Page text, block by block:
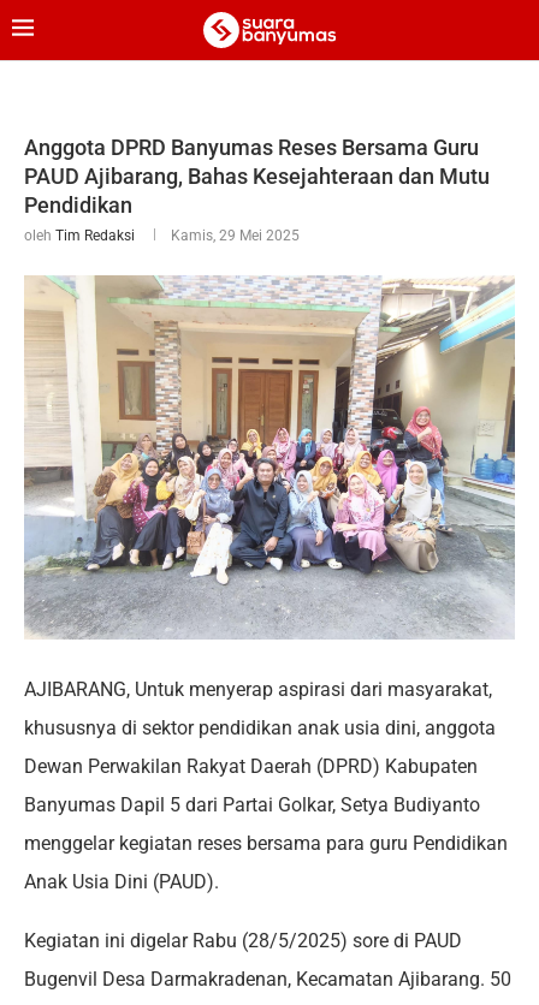
Anggota DPRD Banyumas Reses Bersama Guru
PAUD Ajibarang, Bahas Kesejahteraan dan Mutu
Pendidikan
oleh Tim Redaksi Kamis, 29 Mei 2025
AJIBARANG, Untuk menyerap aspirasi dari masyarakat,
khususnya di sektor pendidikan anak usia dini, anggota
Dewan Perwakilan Rakyat Daerah (DPRD) Kabupaten
Banyumas Dapil 5 dari Partai Golkar, Setya Budiyanto
menggelar kegiatan reses bersama para guru Pendidikan
Anak Usia Dini (PAUD).
Kegiatan ini digelar Rabu (28/5/2025) sore di PAUD
Bugenvil Desa Darmakradenan, Kecamatan Ajibarang. 50